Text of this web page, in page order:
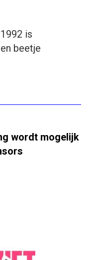
is
beetje
wordt mogelijk